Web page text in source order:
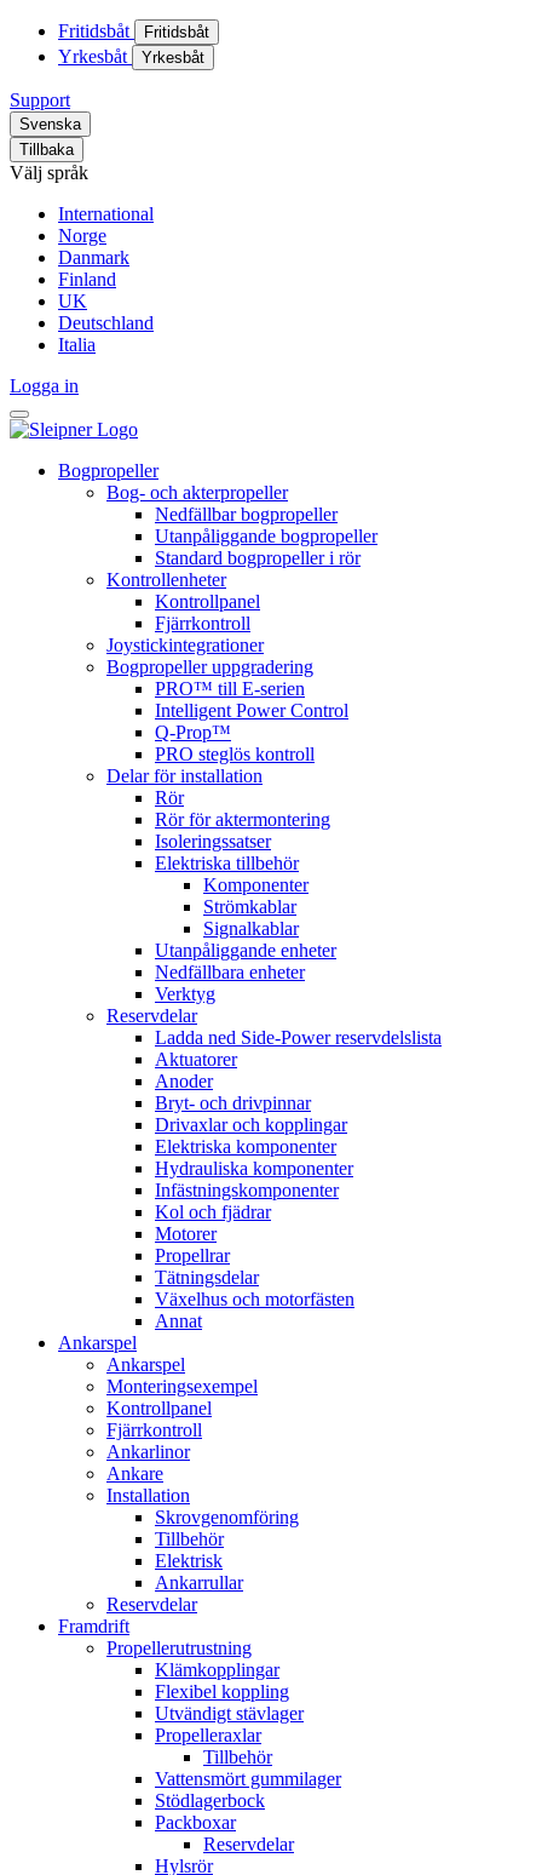
Fritidsbåt Fritidsbåt
Yrkesbåt Yrkesbåt
Support
Svenska
Tillbaka
Välj språk
International
Norge
Danmark
Finland
UK
Deutschland
Italia
Logga in
Bogpropeller
Bog- och akterpropeller
Nedfällbar bogpropeller
Utanpåliggande bogpropeller
Standard bogpropeller i rör
Kontrollenheter
Kontrollpanel
Fjärrkontroll
Joystickintegrationer
Bogpropeller uppgradering
PRO™ till E-serien
Intelligent Power Control
Q-Prop™
PRO steglös kontroll
Delar för installation
Rör
Rör för aktermontering
Isoleringssatser
Elektriska tillbehör
Komponenter
Strömkablar
Signalkablar
Utanpåliggande enheter
Nedfällbara enheter
Verktyg
Reservdelar
Ladda ned Side-Power reservdelslista
Aktuatorer
Anoder
Bryt- och drivpinnar
Drivaxlar och kopplingar
Elektriska komponenter
Hydrauliska komponenter
Infästningskomponenter
Kol och fjädrar
Motorer
Propellrar
Tätningsdelar
Växelhus och motorfästen
Annat
Ankarspel
Ankarspel
Monteringsexempel
Kontrollpanel
Fjärrkontroll
Ankarlinor
Ankare
Installation
Skrovgenomföring
Tillbehör
Elektrisk
Ankarrullar
Reservdelar
Framdrift
Propellerutrustning
Klämkopplingar
Flexibel koppling
Utvändigt stävlager
Propelleraxlar
Tillbehör
Vattensmört gummilager
Stödlagerbock
Packboxar
Reservdelar
Hylsrör